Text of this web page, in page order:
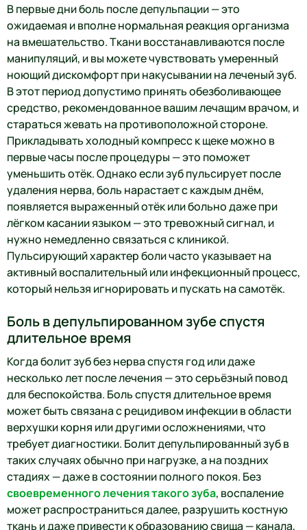
В первые дни боль после депульпации — это
ожидаемая и вполне нормальная реакция организма
на вмешательство. Ткани восстанавливаются после
манипуляций, и вы можете чувствовать умеренный
ноющий дискомфорт при накусывании на леченый зуб.
В этот период допустимо принять обезболивающее
средство, рекомендованное вашим лечащим врачом, и
стараться жевать на противоположной стороне.
Прикладывать холодный компресс к щеке можно в
первые часы после процедуры — это поможет
уменьшить отёк. Однако если зуб пульсирует после
удаления нерва, боль нарастает с каждым днём,
появляется выраженный отёк или больно даже при
лёгком касании языком — это тревожный сигнал, и
нужно немедленно связаться с клиникой.
Пульсирующий характер боли часто указывает на
активный воспалительный или инфекционный процесс,
который нельзя игнорировать и пускать на самотёк.
Боль в депульпированном зубе спустя
длительное время
Когда болит зуб без нерва спустя год или даже
несколько лет после лечения — это серьёзный повод
для беспокойства. Боль спустя длительное время
может быть связана с рецидивом инфекции в области
верхушки корня или другими осложнениями, что
требует диагностики. Болит депульпированный зуб в
таких случаях обычно при нагрузке, а на поздних
стадиях — даже в состоянии полного покоя. Без
своевременного лечения такого зуба, воспаление
может распространиться далее, разрушить костную
ткань и даже привести к образованию свища — канала,